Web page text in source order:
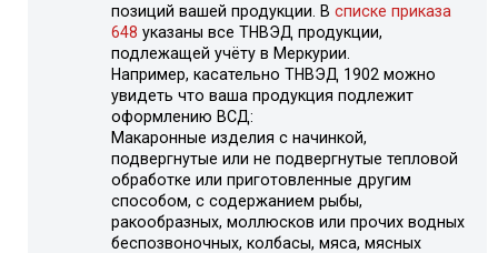
позиций вашей продукции. В списке приказа
648 указаны все ТНВЭД продукции,
подлежащей учёту в Меркурии.
Например, касательно ТНВЭД 1902 можно
увидеть что ваша продукция подлежит
оформлению ВСД:
Макаронные изделия с начинкой,
подвергнутые или не подвергнутые тепловой
обработке или приготовленные другим
способом, с содержанием рыбы,
ракообразных, моллюсков или прочих водных
беспозвоночных, колбасы, мяса, мясных